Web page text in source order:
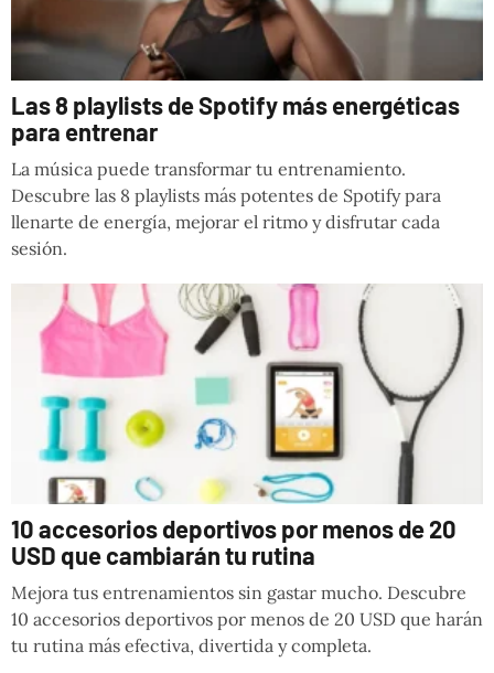
Las 8 playlists de Spotify más energéticas
para entrenar
La música puede transformar tu entrenamiento.
Descubre las 8 playlists más potentes de Spotify para
llenarte de energía, mejorar el ritmo y disfrutar cada
sesión.
10 accesorios deportivos por menos de 20
USD que cambiarán tu rutina
Mejora tus entrenamientos sin gastar mucho. Descubre
10 accesorios deportivos por menos de 20 USD que harán
tu rutina más efectiva, divertida y completa.